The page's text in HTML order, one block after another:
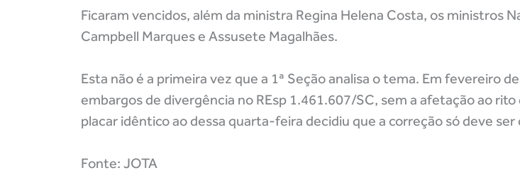
Ficaram vencidos, além da ministra Regina Helena Costa, os ministros
Campbell Marques e Assusete Magalhães.
Esta não é a primeira vez que a 1ª Seção analisa o tema. Em fevereiro
embargos de divergência no REsp 1.461.607/SC, sem a afetação ao
placar idêntico ao dessa quarta-feira decidiu que a correção só deve ser
Fonte: JOTA